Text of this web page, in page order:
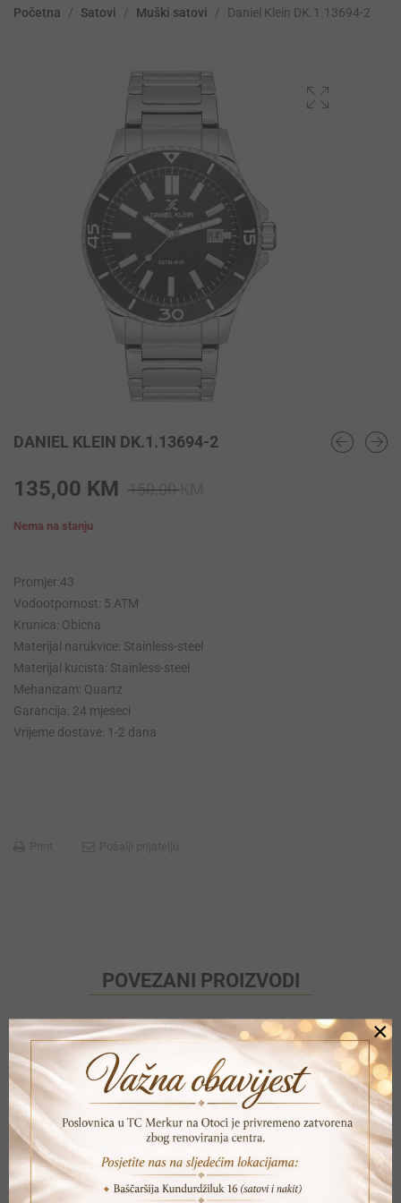
Početna / Satovi / Muški satovi / Daniel Klein DK.1.13694-2
DANIEL KLEIN DK.1.13694-2
150,00
135,00 KM
Nema na stanju
Promjer:43
Vodootpornost: 5 ATM
Krunica: Obicna
Materijal narukvice: Stainless-steel
Materijal kucista: Stainless-steel
Mehanizam: Quartz
Garancija: 24 mjeseci
Vrijeme dostave: 1-2 dana
POVEZANI PROIZVODI
×